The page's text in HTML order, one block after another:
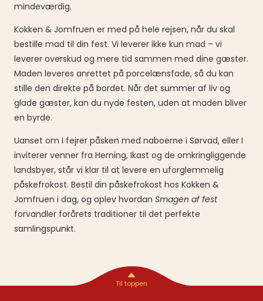
mindeværdig.
Kokken & Jomfruen er med på hele rejsen, når du skal
bestille mad til din fest. Vi leverer ikke kun mad – vi
leverer overskud og mere tid sammen med dine gæster.
Maden leveres anrettet på porcelænsfade, så du kan
stille den direkte på bordet. Når det summer af liv og
glade gæster, kan du nyde festen, uden at maden bliver
en byrde.
Uanset om I fejrer påsken med naboerne i Sørvad, eller I
inviterer venner fra Herning, Ikast og de omkringliggende
landsbyer, står vi klar til at levere en uforglemmelig
påskefrokost. Bestil din påskefrokost hos Kokken &
Jomfruen i dag, og oplev hvordan Smagen af fest
forvandler forårets traditioner til det perfekte
samlingspunkt.